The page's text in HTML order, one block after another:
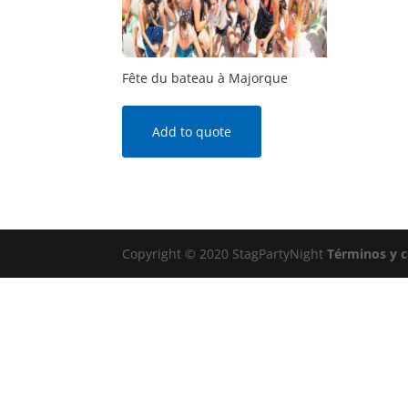
Fête du bateau à Majorque
Add to quote
Copyright © 2020 StagPartyNightTérminos y